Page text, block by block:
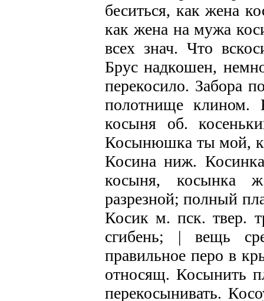
беситься, как жена
как жена на мужа
всех знач. Что
Брус надкошен,
перекосило. Забора
полотнище клином.
косыня об.
Косынюшка ты мой,
Косина ниж.
косыня, косынка
разрезной; полный
Косик м. пск. твер.
сгибень; | вещь
правильное перо в
относящ. Косынить
перекосынивать.